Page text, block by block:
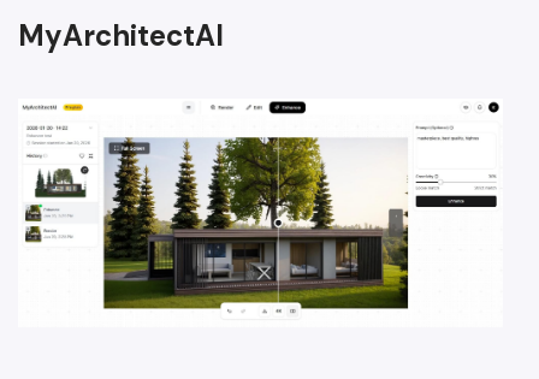
MyArchitectAI